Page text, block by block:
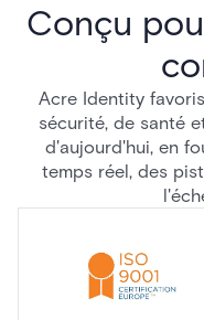
Conçu
Acre Identity
sécurité, de santé
d'aujourd'hui, en
temps réel, des